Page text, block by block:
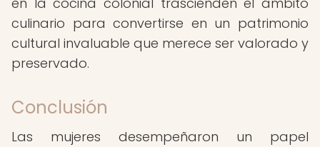
culinario para convertirse en un patrimonio
cultural invaluable que merece ser valorado y
preservado.
Conclusión
Las mujeres desempeñaron un papel